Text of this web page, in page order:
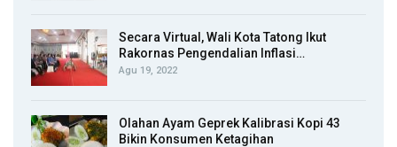
Secara Virtual, Wali Kota Tatong Ikut
Rakornas Pengendalian Inflasi…
Agu 19, 2022
Olahan Ayam Geprek Kalibrasi Kopi 43
Bikin Konsumen Ketagihan